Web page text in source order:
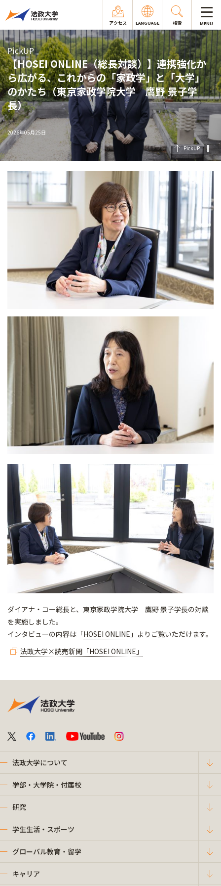
アクセス LANGUAGE 検索 MENU
PickUP
【HOSEI ONLINE（総長対談）】連携強化か
ら広がる、これからの「家政学」と「大学」
のかたち（東京家政学院大学 鷹野 景子学
長）
2026年05月25日
PickUP
ダイアナ・コー総長と、東京家政学院大学 鷹野 景子学長の対談
を実施しました。
インタビューの内容は「HOSEI ONLINE 」よりご覧いただけます。
法政大学×読売新聞「HOSEI ONLINE」
法政大学について
学部・大学院・付属校
研究
学生生活・スポーツ
グローバル教育・留学
キャリア